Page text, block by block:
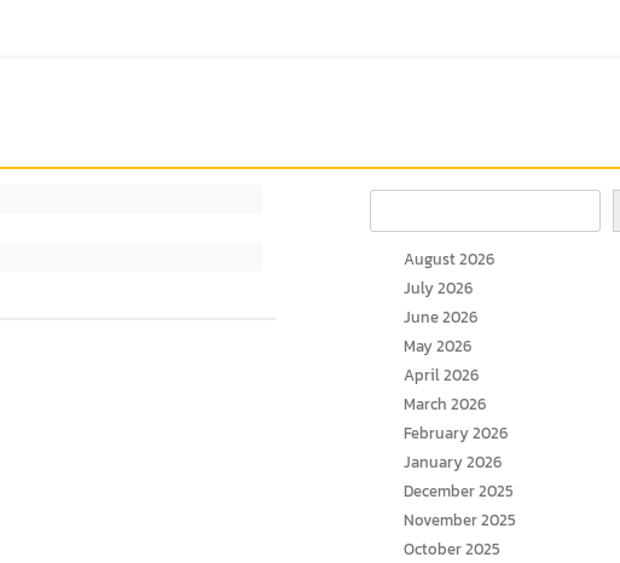
August 2026
July 2026
June 2026
May 2026
April 2026
March 2026
February 2026
January 2026
December 2025
November 2025
October 2025